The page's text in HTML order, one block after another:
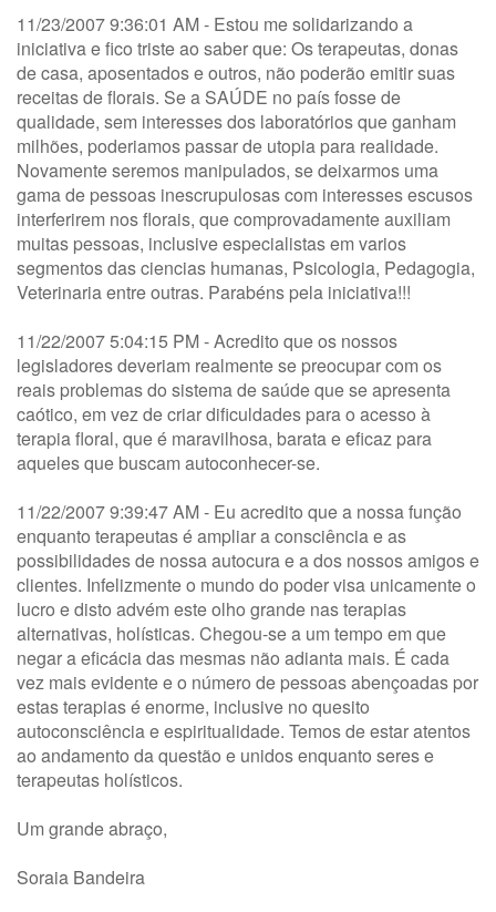
11/23/2007 9:36:01 AM - Estou me solidarizando a
iniciativa e fico triste ao saber que: Os terapeutas, donas
de casa, aposentados e outros, não poderão emitir suas
receitas de florais. Se a SAÚDE no país fosse de
qualidade, sem interesses dos laboratórios que ganham
milhões, poderiamos passar de utopia para realidade.
Novamente seremos manipulados, se deixarmos uma
gama de pessoas inescrupulosas com interesses escusos
interferirem nos florais, que comprovadamente auxiliam
muitas pessoas, inclusive especialistas em varios
segmentos das ciencias humanas, Psicologia, Pedagogia,
Veterinaria entre outras. Parabéns pela iniciativa!!!
11/22/2007 5:04:15 PM - Acredito que os nossos
legisladores deveriam realmente se preocupar com os
reais problemas do sistema de saúde que se apresenta
caótico, em vez de criar dificuldades para o acesso à
terapia floral, que é maravilhosa, barata e eficaz para
aqueles que buscam autoconhecer-se.
11/22/2007 9:39:47 AM - Eu acredito que a nossa função
enquanto terapeutas é ampliar a consciência e as
possibilidades de nossa autocura e a dos nossos amigos e
clientes. Infelizmente o mundo do poder visa unicamente o
lucro e disto advém este olho grande nas terapias
alternativas, holísticas. Chegou-se a um tempo em que
negar a eficácia das mesmas não adianta mais. É cada
vez mais evidente e o número de pessoas abençoadas por
estas terapias é enorme, inclusive no quesito
autoconsciência e espiritualidade. Temos de estar atentos
ao andamento da questão e unidos enquanto seres e
terapeutas holísticos.
Um grande abraço,
Soraia Bandeira